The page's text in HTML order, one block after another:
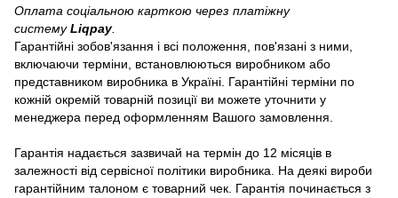
Оплата соціальною карткою через платіжну
системуLiqpay.
Гарантійні зобов'язання і всі положення, пов'язані з ними,
включаючи терміни, встановлюються виробником або
представником виробника в Україні. Гарантійні терміни по
кожній окремій товарній позиції ви можете уточнити у
менеджера перед оформленням Вашого замовлення.
Гарантія надається зазвичай на термін до 12 місяців в
залежності від сервісної політики виробника. На деякі вироби
гарантійним талоном є товарний чек. Гарантія починається з